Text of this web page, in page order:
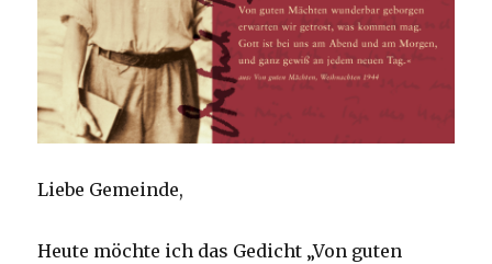
Liebe Gemeinde,
Heute möchte ich das Gedicht „Von guten